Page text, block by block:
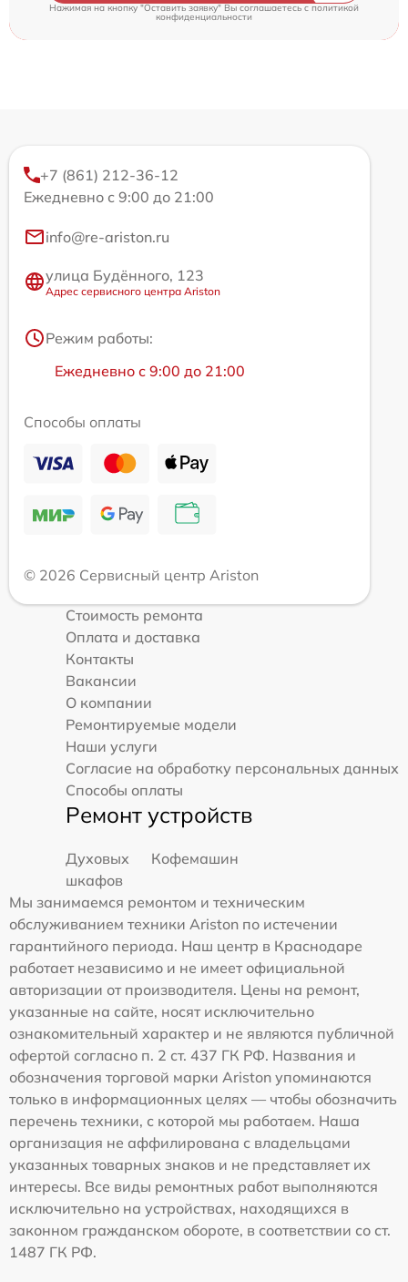
Нажимая на кнопку "Оставить заявку" Вы соглашаетесь cполитикой
конфиденциальности
+7 (861) 212-36-12
Ежедневно с 9:00 до 21:00
info@re-ariston.ru
улица Будённого, 123
Адрес сервисного центра Ariston
Режим работы:
Ежедневно с 9:00 до 21:00
Способы оплаты
© 2026 Сервисный центр Ariston
Стоимость ремонта
Оплата и доставка
Контакты
Вакансии
О компании
Ремонтируемые модели
Наши услуги
Согласие на обработку персональных данных
Способы оплаты
Ремонт устройств
Духовых
шкафов
Кофемашин
Мы занимаемся ремонтом и техническим
обслуживанием техники Ariston по истечении
гарантийного периода. Наш центр в Краснодаре
работает независимо и не имеет официальной
авторизации от производителя. Цены на ремонт,
указанные на сайте, носят исключительно
ознакомительный характер и не являются публичной
офертой согласно п. 2 ст. 437 ГК РФ. Названия и
обозначения торговой марки Ariston упоминаются
только в информационных целях — чтобы обозначить
перечень техники, с которой мы работаем. Наша
организация не аффилирована с владельцами
указанных товарных знаков и не представляет их
интересы. Все виды ремонтных работ выполняются
исключительно на устройствах, находящихся в
законном гражданском обороте, в соответствии со ст.
1487 ГК РФ.